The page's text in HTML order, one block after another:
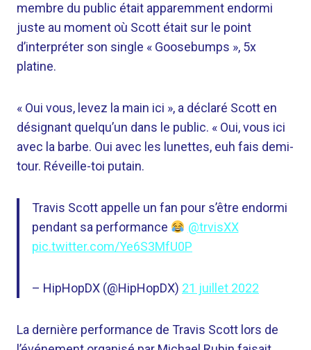
membre du public était apparemment endormi
juste au moment où Scott était sur le point
d’interpréter son single « Goosebumps », 5x
platine.
« Oui vous, levez la main ici », a déclaré Scott en
désignant quelqu’un dans le public. « Oui, vous ici
avec la barbe. Oui avec les lunettes, euh fais demi-
tour. Réveille-toi putain.
Travis Scott appelle un fan pour s’être endormi
pendant sa performance
@trvisXX
pic.twitter.com/Ye6S3MfU0P
– HipHopDX (@HipHopDX) 21 juillet 2022
La dernière performance de Travis Scott lors de